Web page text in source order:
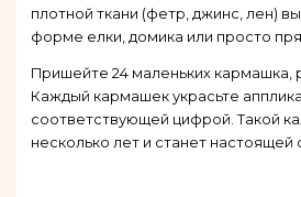
плотной ткани (фетр, джинс, лен)
форме елки, домика или просто
Пришейте 24 маленьких кармашка,
Каждый кармашек украсьте
соответствующей цифрой. Такой
несколько лет и станет